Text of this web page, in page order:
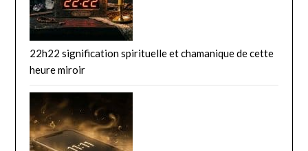
22h22 signification spirituelle et chamanique de cette
heure miroir